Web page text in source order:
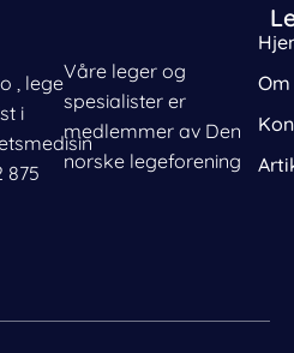
, lege
i
875
Våre leger og
spesialister er
medlemmer av Den
norske legeforening